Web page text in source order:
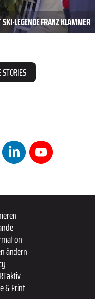
LEGENDE FRANZ KLAMMER
ändern
& Print